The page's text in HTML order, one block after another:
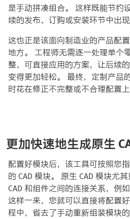
是手动拼凑组合。 这样既能节约
续的发布、订购或安装环节中出现
这也正是该面向制造业的产品配
地方。 工程师无需逐一处理单个
整、可直接应用的方案，让后续
变得更加轻松。 最终，定制产品
时花在修正不完整或不合理配置
更加快速地生成原生
配置好模块后，该工具可按照您
的 CAD 模块。 原生 CAD 模块尤
CAD 和组件之间的连接关系，例
这样一来，您就可以直接将配置
程中，省去了手动重新组装模块的